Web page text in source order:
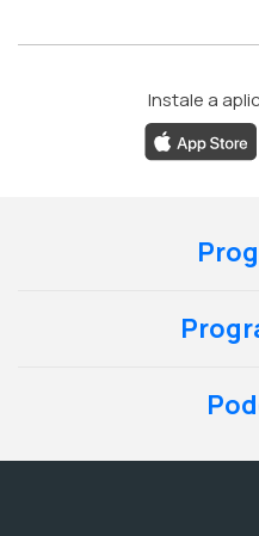
Instale a